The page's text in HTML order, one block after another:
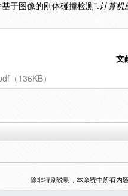
于图像的刚体碰撞检测".计算机
文
（136KB）
除非特别说明，本系统中所有内